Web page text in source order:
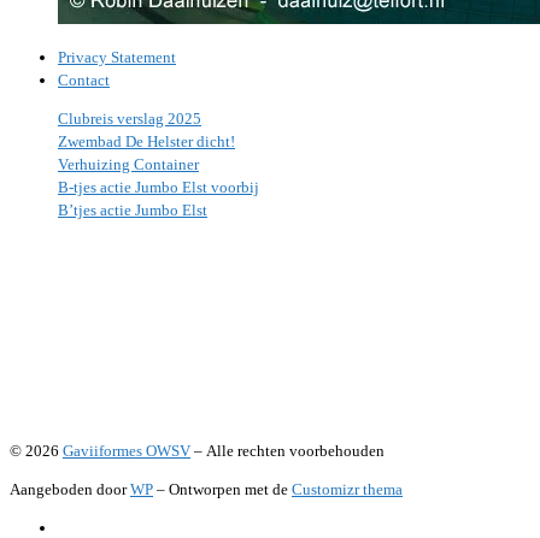
Privacy Statement
Contact
Clubreis verslag 2025
Zwembad De Helster dicht!
Verhuizing Container
B-tjes actie Jumbo Elst voorbij
B’tjes actie Jumbo Elst
© 2026 Gaviiformes OWSV – Alle rechten voorbehouden
Aangeboden doorWP – Ontworpen met de Customizr thema